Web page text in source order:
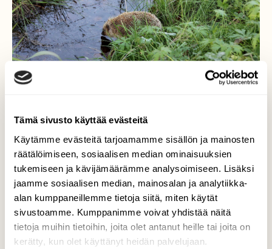
Tämä sivusto käyttää evästeitä
Käytämme evästeitä tarjoamamme sisällön ja mainosten
räätälöimiseen, sosiaalisen median ominaisuuksien
tukemiseen ja kävijämäärämme analysoimiseen. Lisäksi
jaamme sosiaalisen median, mainosalan ja analytiikka-
alan kumppaneillemme tietoja siitä, miten käytät
sivustoamme. Kumppanimme voivat yhdistää näitä
tietoja muihin tietoihin, joita olet antanut heille tai joita on
kerätty, kun olet käyttänyt heidän palvelujaan.
Vesieste
Kuvaajan takapihalla 5 siilistä enää tämä siili
jaksaa vielä tankata. Kuvan vetinen oja
aiheutti sille miettimistä, mutta sopiva
heinätukos ojassa toimi siltana ojan toiselle
puolelle.